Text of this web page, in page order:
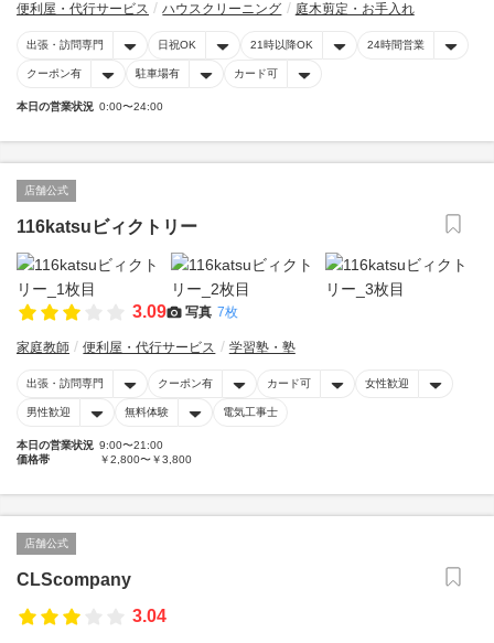
便利屋・代行サービス ハウスクリーニング 庭木剪定・お手入れ
出張・訪問専門 日祝OK 21時以降OK 24時間営業
クーポン有 駐車場有 カード可
本日の営業状況 0:00〜24:00
店舗公式
116katsuビィクトリー
3.09 写真 7枚
家庭教師 便利屋・代行サービス 学習塾・塾
出張・訪問専門 クーポン有 カード可 女性歓迎
男性歓迎 無料体験 電気工事士
本日の営業状況 9:00〜21:00
価格帯
￥2,800〜￥3,800
店舗公式
CLScompany
3.04